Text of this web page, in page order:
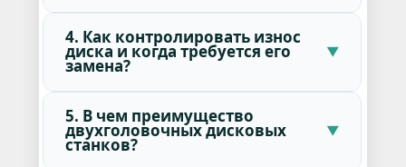
4. Как контролировать износ
диска и когда требуется его
замена?
5. В чем преимущество
двухголовочных дисковых
станков?